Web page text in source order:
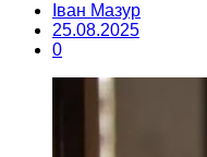
Іван Мазур
25.08.2025
0